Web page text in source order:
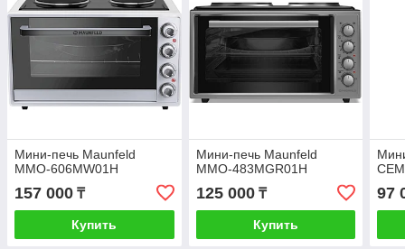
Мини-печь Maunfeld
MMO-606MW01H
157 000 ₸
Купить
Мини-печь Maunfeld
MMO-483MGR01H
125 000₸
Купить
97